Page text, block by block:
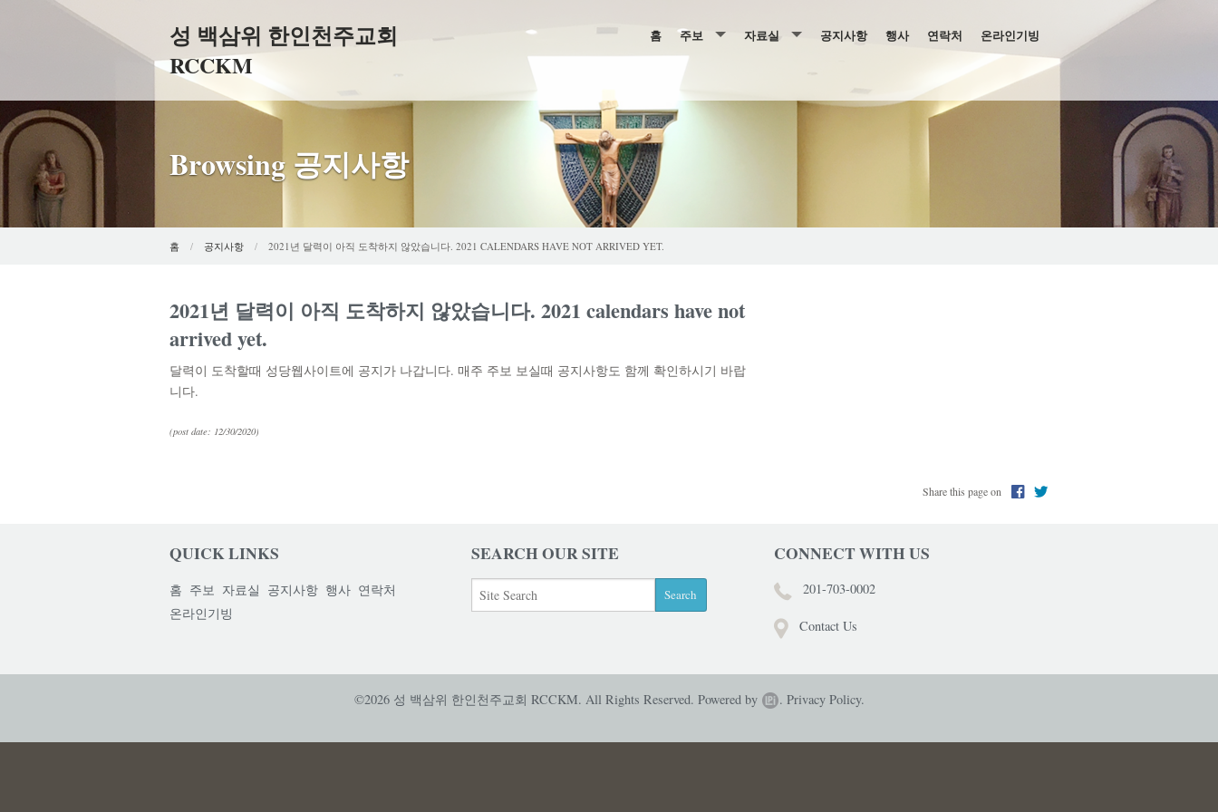
성 백삼위 한인천주교회
RCCKM
홈 주보
2020년 주보
2019년 주보
자료실 공지사항 행사 연락처 온라인기빙
Browsing 공지사항
홈 공지사항 2021년 달력이 아직 도착하지 않았습니다. 2021 CALENDARS HAVE NOT ARRIVED YET.
2021년 달력이 아직 도착하지 않았습니다. 2021 calendars have not
arrived yet.
달력이 도착할때 성당웹사이트에 공지가 나갑니다. 매주 주보 보실때 공지사항도 함께 확인하시기 바랍
니다.
(post date: 12/30/2020)
Share this page on
QUICK LINKS
홈 주보 자료실 공지사항 행사 연락처
온라인기빙
SEARCH OUR SITE CONNECT WITH US
201-703-0002
Contact Us
©2026 성 백삼위 한인천주교회 RCCKM. All Rights Reserved. Powered by . Privacy Policy.